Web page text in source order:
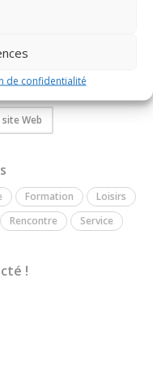
de confidentialité
Recado. Vous
les rencontres, les
qu'elle organise.
Web
Formation
Loisirs
Rencontre Service
!